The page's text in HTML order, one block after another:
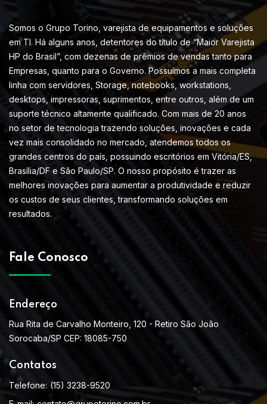
Somos o Grupo Torino, varejista de equipamentos e soluções
em TI. Há alguns anos, detentores do título de “Maior Varejista
HP do Brasil”, com dezenas de prêmios de vendas tanto para
Empresas, quanto para o Governo. Possuímos a mais completa
linha com servidores, Storage, notebooks, workstations,
desktops, impressoras, suprimentos, entre outros, além de um
suporte técnico altamente qualificado. Com mais de 20 anos
no setor de tecnologia trazendo soluções, inovações e cada
vez mais consolidado no mercado, atendemos todos os
grandes centros do país, possuindo escritórios em Vitória/ES,
Brasília/DF e São Paulo/SP. O nosso propósito é trazer as
melhores inovações para aumentar a produtividade e reduzir
os custos de seus clientes, transformando soluções em
resultados.
Fale Conosco
Endereço
Rua Rita de Carvalho Monteiro, 120 - Retiro São João
Sorocaba/SP CEP: 18085-750
Contatos
Telefone: (15) 3238-9520